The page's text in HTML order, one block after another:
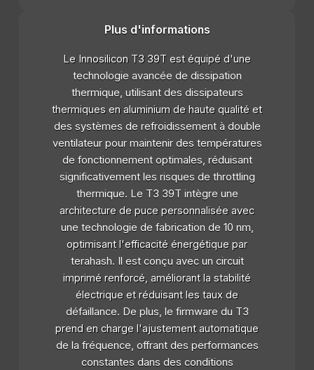
Plus d'informations
Le Innosilicon T3 39T est équipé d'une
technologie avancée de dissipation
thermique, utilisant des dissipateurs
thermiques en aluminium de haute qualité et
des systèmes de refroidissement à double
ventilateur pour maintenir des températures
de fonctionnement optimales, réduisant
significativement les risques de throttling
thermique. Le T3 39T intègre une
architecture de puce personnalisée avec
une technologie de fabrication de 10 nm,
optimisant l'efficacité énergétique par
terahash. Il est conçu avec un circuit
imprimé renforcé, améliorant la stabilité
électrique et réduisant les taux de
défaillance. De plus, le firmware du T3
prend en charge l'ajustement automatique
de la fréquence, offrant des performances
constantes dans des conditions